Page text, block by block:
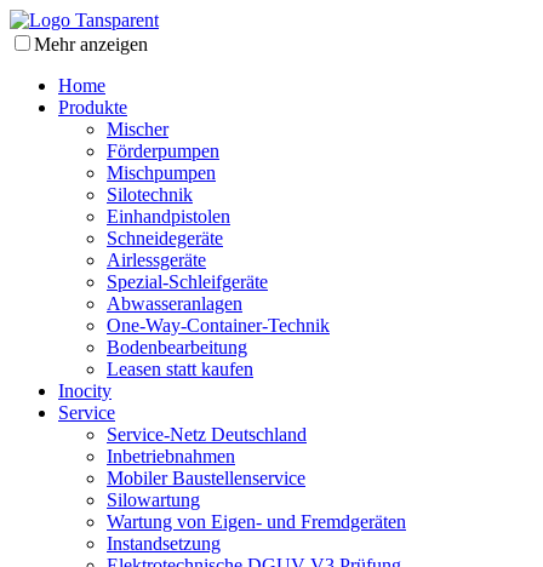
Mehr anzeigen
Home
Produkte
Mischer
Förderpumpen
Mischpumpen
Silotechnik
Einhandpistolen
Schneidegeräte
Airlessgeräte
Spezial-Schleifgeräte
Abwasseranlagen
One-Way-Container-Technik
Bodenbearbeitung
Leasen statt kaufen
Inocity
Service
Service-Netz Deutschland
Inbetriebnahmen
Mobiler Baustellenservice
Silowartung
Wartung von Eigen- und Fremdgeräten
Instandsetzung